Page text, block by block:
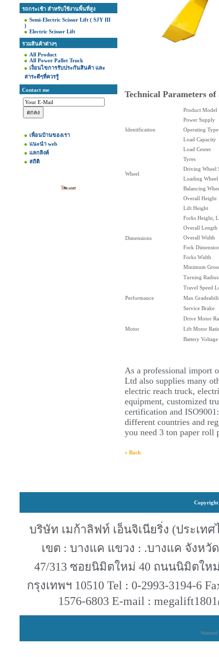
รถกระเช้า สำหรับใช้งานพื้นที่สูง
Semi-Electric Scissor Lift ( SJY III
)
Electric Scissor Lift
รวมสินค้าต่างๆ
All Product
All Power Pallet Truck
เงื่อนไขการรับประกันสินค้า และ
สาระดีๆที่ควรรู้
Contact me
เพื่อนบ้านของเรา
แนะนำ web
แลกลิงค์
สถิติ
Technical Parameters
Identification
Product Model
Power Supply
Operating Type
Load Capacity
Load Center
Wheel
Tyres
Driving Wheel
Loading Wheel
Balancing
Dimensions
Overall Height
Lift Height
Forks Height,
Overall Length
Overall Width
Fork
Forks Width
Minimum
Turning Radius
Performance
Travel Speed
Max
Service Brake
Motor
Drive Motor
Lift Motor
Battery
As a professional import
Ltd also supplies many
electric reach truck,
equipment, customized
certification and
different countries and
you need 3 ton paper roll
« Back
Copyright
บริษัท เมก้าลิฟท์ เอ็นจิเนียริ่ง (ประเท
เขต : บางแค แขวง : .บางแค จังห
47/313 ซอยนิมิตใหม่ 40 ถนนนิมิตให
กรุงเทพฯ 10510 Tel : 0-2993-3194-6
1576-6803 E-mail :